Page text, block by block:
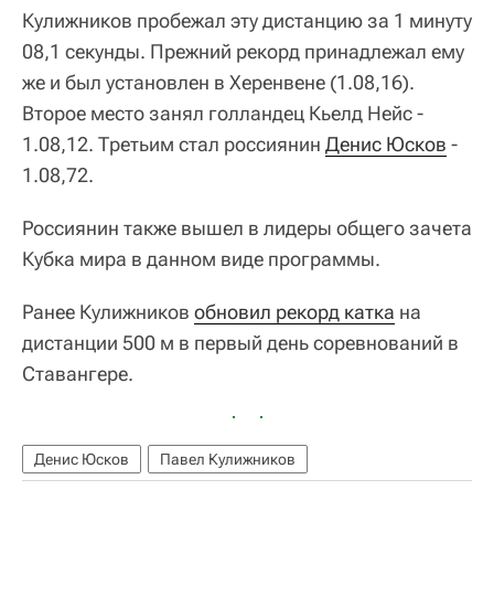
Кулижников пробежал эту дистанцию за 1 минуту
08,1 секунды. Прежний рекорд принадлежал ему
же и был установлен в Херенвене (1.08,16).
Второе место занял голландец Кьелд Нейс -
1.08,12. Третьим стал россиянин Денис Юсков -
1.08,72.
Россиянин также вышел в лидеры общего зачета
Кубка мира в данном виде программы.
Ранее Кулижников обновил рекорд катка на
дистанции 500 м в первый день соревнований в
Ставангере.
Денис Юсков Павел Кулижников